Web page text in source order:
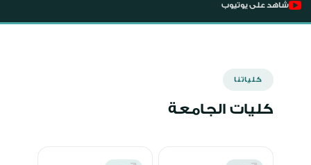
شاهد على يوتيوب
كلياتنا
كليات الجامعة